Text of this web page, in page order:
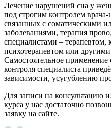
Лечение нарушений сна у
под строгим контролем
связанных с соматическими
заболеваниями, терапия
специалистами –
психотерапевтом или
Самостоятельное применение
контроля специалиста
зависимости, усугублению
Для записи на консультацию
курса у нас достаточно
заявку на сайте.